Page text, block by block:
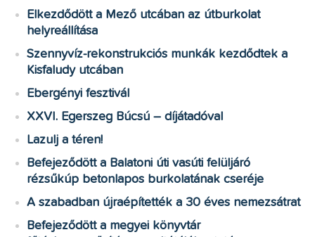
Elkezdődött a Mező utcában az útburkolat
helyreállítása
Szennyvíz-rekonstrukciós munkák kezdődtek a
Kisfaludy utcában
Ebergényi fesztivál
XXVI. Egerszeg Búcsú – díjátadóval
Lazulj a téren!
Befejeződött a Balatoni úti vasúti felüljáró
rézsűkúp betonlapos burkolatának cseréje
A szabadban újraépítették a 30 éves nemezsátrat
Befejeződött a megyei könyvtár